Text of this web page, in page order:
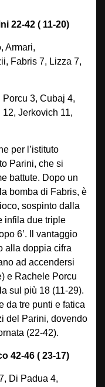
22-42 ( 11-20)
Armari,
Fabris 7, Lizza 7,
Porcu 3, Cubaj 4,
Jerkovich 11,
per l’istituto
Parini, che si
battute. Dopo un
bomba di Fabris, è
sospinto dalla
infila due triple
6’. Il vantaggio
alla doppia cifra
ad accendersi
e Rachele Porcu
sul più 18 (11-29).
da tre punti e fatica
del Parini, dovendo
(22-42).
42-46 ( 23-17)
Di Padua 4,